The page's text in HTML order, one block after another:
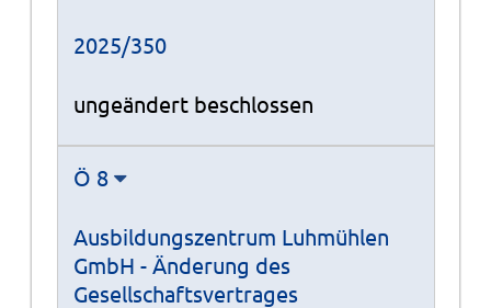
2025/350
ungeändert beschlossen
Ö 8
Ausbildungszentrum Luhmühlen
GmbH - Änderung des
Gesellschaftsvertrages